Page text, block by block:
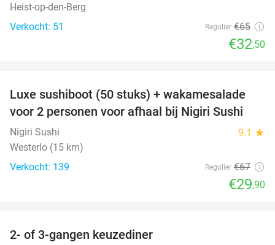
Heist-op-den-Berg
Verkocht: 51
Regulier €65
€32,50
55%
Luxe sushiboot (50 stuks) + wakamesalade
voor 2 personen voor afhaal bij Nigiri Sushi
Nigiri Sushi 9.1 star
Westerlo (15 km)
Verkocht: 139
Regulier €67
€29,90
2- of 3-gangen keuzediner